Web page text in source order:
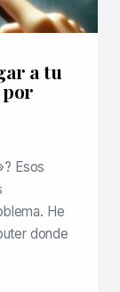
a tu
por
Esos
He
donde